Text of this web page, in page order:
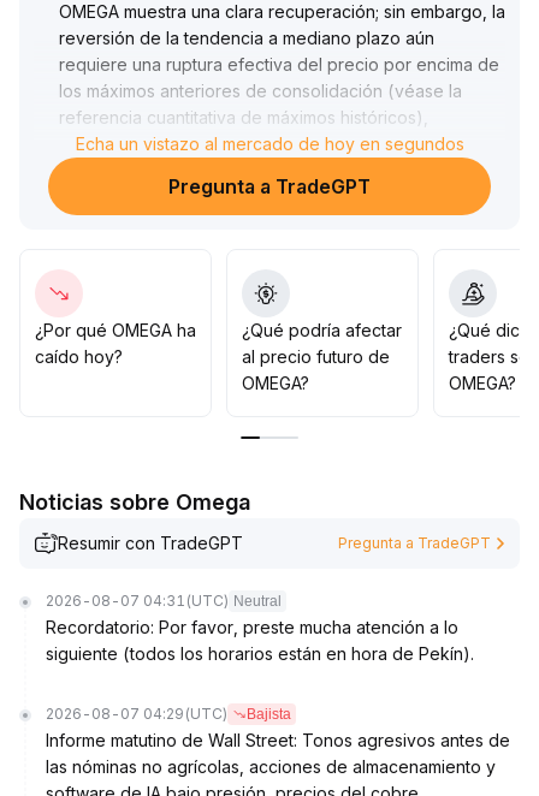
OMEGA muestra una clara recuperación; sin embargo, la
reversión de la tendencia a mediano plazo aún
requiere una ruptura efectiva del precio por encima de
los máximos anteriores de consolidación (véase la
referencia cuantitativa de máximos históricos),
acompañada de un volumen sostenido para confirmar
la continuidad de los alcistas
A corto plazo, se recomienda prestar atención a los
En cuanto a estrategia de inversión, se sugiere
construir posiciones por etapas, priorizando la
confirmación de que el precio se mantiene sobre las
medias móviles de corto plazo y zonas clave de
soporte (de manera cualitativa, usando las medias
ponga especial atención en la MA20 y MA60),
retrocesos.
La ampliación de posiciones a mediano y largo plazo
liquidez macroeconómica, esperando pacientemente
señales claras de indicadores de tendencia para evitar
falsos rompimientos provocados por la recuperación
Echa un vistazo al mercado de hoy en segundos
Pregunta a TradeGPT
¿Por qué OMEGA ha
caído hoy?
¿Qué podría afectar
al precio futuro de
OMEGA?
¿Qué
traders
OMEGA?
Noticias sobre Omega
Resumir con TradeGPT Pregunta a TradeGPT
2026-08-07 04:31 (UTC) Neutral
Recordatorio: Por favor, preste mucha atención a lo
siguiente (todos los horarios están en hora de Pekín).
2026-08-07 04:29 (UTC) Bajista
Informe matutino de Wall Street: Tonos agresivos antes de
las nóminas no agrícolas, acciones de almacenamiento y